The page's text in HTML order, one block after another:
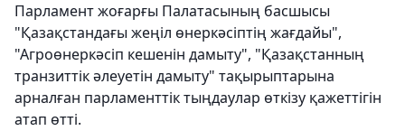
Парламент жоғарғы Палатасының басшысы
"Қазақстандағы жеңіл өнеркәсіптің жағдайы",
"Агроөнеркәсіп кешенін дамыту", "Қазақстанның
транзиттік әлеуетін дамыту" тақырыптарына
арналған парламенттік тыңдаулар өткізу қажеттігін
атап өтті.